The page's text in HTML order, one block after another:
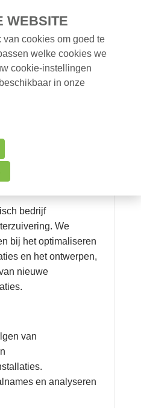
MENU
v)
bedrijf
We
bij het optimaliseren
en het ontwerpen,
nieuwe
van
en analyseren
WEBSITE
cookies om goed te
welke cookies we
cookie-instellingen
in onze